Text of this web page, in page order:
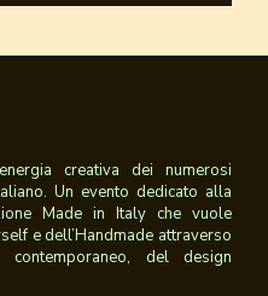
creativa dei numerosi
Un evento dedicato alla
Made in Italy che vuole
e dell’Handmade attraverso
contemporaneo, del design